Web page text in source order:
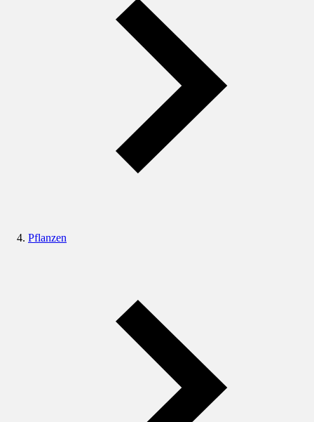
Pflanzen